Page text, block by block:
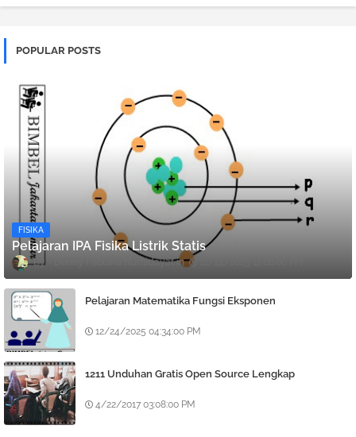
POPULAR POSTS
FISIKA
Pelajaran IPA Fisika Listrik Statis
Denny Febiana Nurhidayat
Pelajaran Matematika Fungsi Eksponen
12/24/2025 04:34:00 PM
1211 Unduhan Gratis Open Source Lengkap
4/22/2017 03:08:00 PM